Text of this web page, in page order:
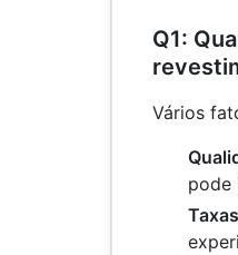
Q1:
Vários
pode